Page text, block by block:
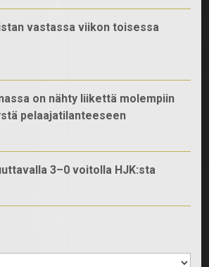
vastassa viikon toisessa
on nähty liikettä molempiin
pelaajatilanteeseen
3–0 voitolla HJK:sta